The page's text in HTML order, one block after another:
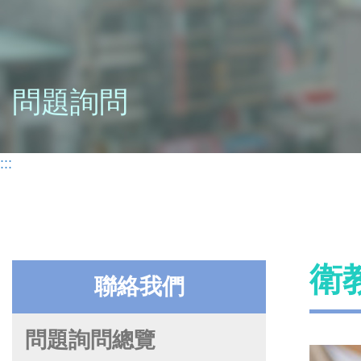
問題詢問
:::
聯絡我們
問題詢問總覽
衛